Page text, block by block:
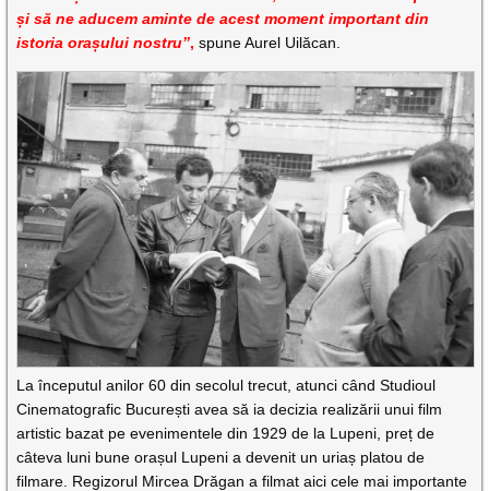
și să ne aducem aminte de acest moment important din
istoria orașului nostru”, spune Aurel Uilăcan.
La începutul anilor 60 din secolul trecut, atunci când Studioul
Cinematografic București avea să ia decizia realizării unui film
artistic bazat pe evenimentele din 1929 de la Lupeni, preț de
câteva luni bune orașul Lupeni a devenit un uriaș platou de
filmare. Regizorul Mircea Drăgan a filmat aici cele mai importante